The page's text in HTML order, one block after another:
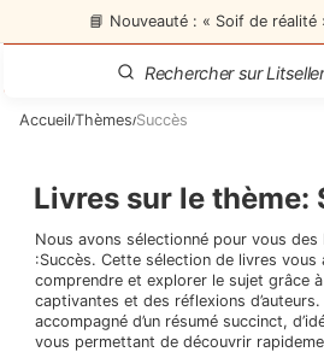
📘 Nouveauté : « Soif de réalité
Accueil/Thèmes/Succès
Livres sur le thème:
Nous avons sélectionné pour vous
:Succès. Cette sélection de livres vous
comprendre et explorer le sujet grâce
captivantes et des réflexions
accompagné d’un résumé succinct,
vous permettant de découvrir